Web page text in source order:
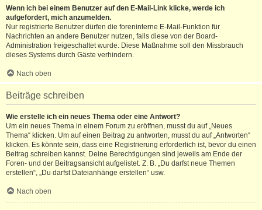
Wenn ich bei einem Benutzer auf den E-Mail-Link klicke, werde ich
aufgefordert, mich anzumelden.
Nur registrierte Benutzer dürfen die foreninterne E-Mail-Funktion für
Nachrichten an andere Benutzer nutzen, falls diese von der Board-
Administration freigeschaltet wurde. Diese Maßnahme soll den Missbrauch
dieses Systems durch Gäste verhindern.
Nach oben
Beiträge schreiben
Wie erstelle ich ein neues Thema oder eine Antwort?
Um ein neues Thema in einem Forum zu eröffnen, musst du auf „Neues
Thema“ klicken. Um auf einen Beitrag zu antworten, musst du auf „Antworten“
klicken. Es könnte sein, dass eine Registrierung erforderlich ist, bevor du einen
Beitrag schreiben kannst. Deine Berechtigungen sind jeweils am Ende der
Foren- und der Beitragsansicht aufgelistet. Z. B. „Du darfst neue Themen
erstellen“, „Du darfst Dateianhänge erstellen“ usw.
Nach oben